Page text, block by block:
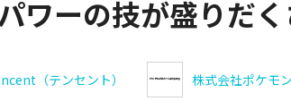
ワーの技が盛りだく
（テンセント） 株式会社ポケモン